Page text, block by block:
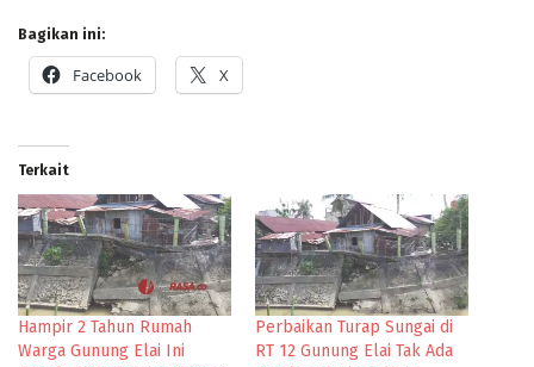
Bagikan ini:
Facebook X
Terkait
Hampir 2 Tahun Rumah
Warga Gunung Elai Ini
Perbaikan Turap Sungai di
RT 12 Gunung Elai Tak Ada